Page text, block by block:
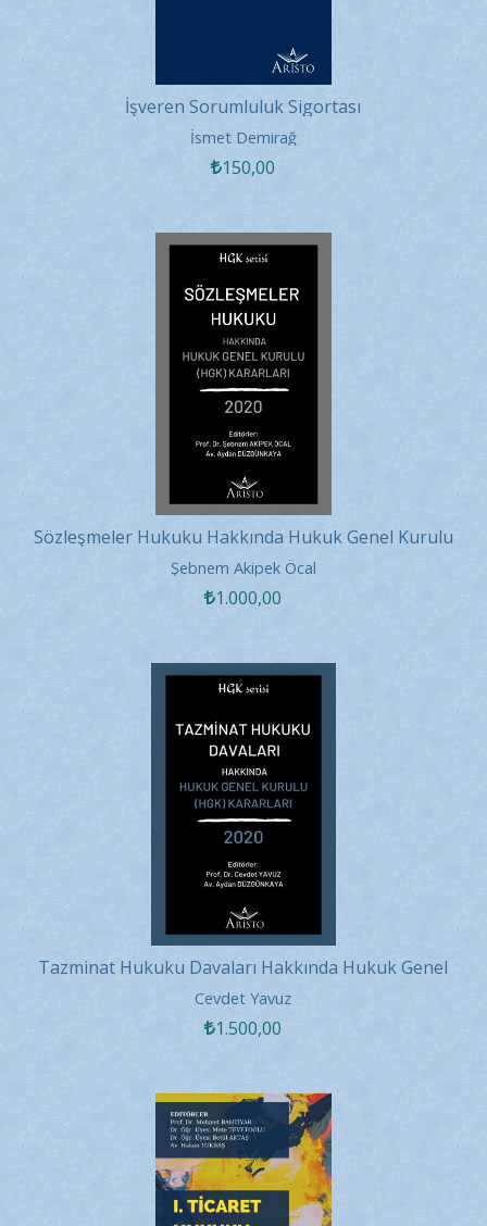
İşveren Sorumluluk Sigortası
İsmet Demirağ
150,00
Sözleşmeler Hukuku Hakkında Hukuk Genel Kurulu
Kararları 2020
Şebnem Akipek Öcal
1.000,00
Tazminat Hukuku Davaları Hakkında Hukuk Genel
Kurulu Kararları 2020
Cevdet Yavuz
1.500,00